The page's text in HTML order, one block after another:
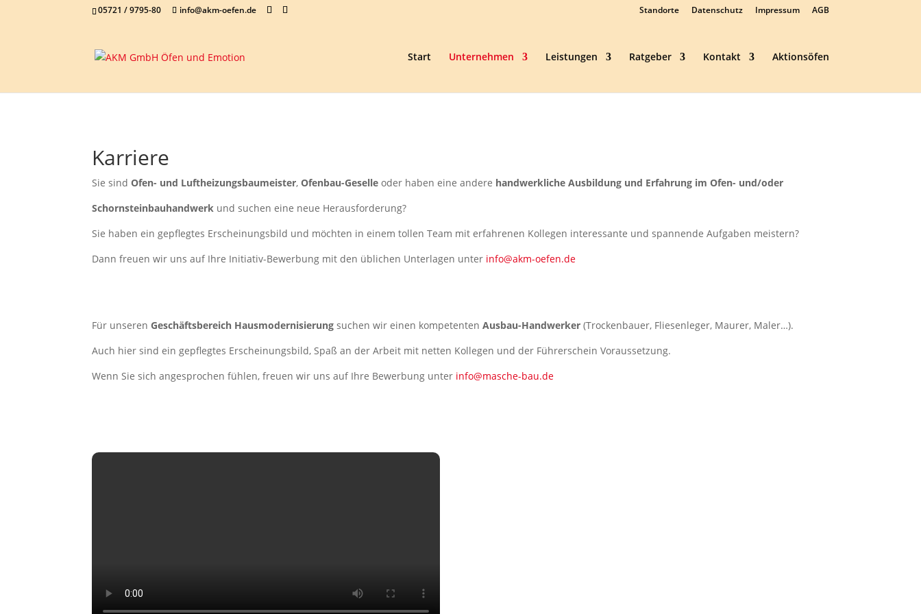
05721 / 9795-80 info@akm-oefen.de Standorte Datenschutz Impressum AGB
Start Unternehmen Leistungen Ratgeber Kontakt Aktionsöfen
Karriere
Sie sindOfen- und Luftheizungsbaumeister,Ofenbau-Geselle oder haben eine andere handwerkliche Ausbildung und Erfahrung im Ofen- und/oder
Schornsteinbauhandwerk und suchen eine neue Herausforderung?
Sie haben ein gepflegtes Erscheinungsbild und möchten in einem tollen Team mit erfahrenen Kollegen interessante und spannende Aufgaben meistern?
Dann freuen wir uns auf Ihre Initiativ-Bewerbung mit den üblichen Unterlagen unter info@akm-oefen.de
Für unserenGeschäftsbereich Hausmodernisierung suchen wir einen kompetentenAusbau-Handwerker(Trockenbauer, Fliesenleger, Maurer, Maler…).
Auch hier sind ein gepflegtes Erscheinungsbild, Spaß an der Arbeit mit netten Kollegen und der Führerschein Voraussetzung.
Wenn Sie sich angesprochen fühlen, freuen wir uns auf Ihre Bewerbung unter info@masche-bau.de